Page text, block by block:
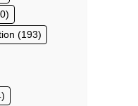
(193)